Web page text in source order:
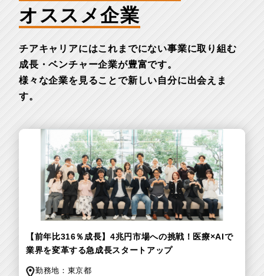
オススメ企業
チアキャリアにはこれまでにない事業に取り組む
成長・ベンチャー企業が豊富です。
様々な企業を見ることで新しい自分に出会えま
す。
【前年比316％成長】4兆円市場への挑戦！医療×AIで
業界を変革する急成長スタートアップ
勤務地： 東京都